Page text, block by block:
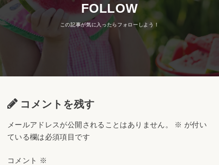
FOLLOW
コメントを残す
メールアドレスが公開されることはありません。 ※ が付い
ている欄は必須項目です
コメント ※